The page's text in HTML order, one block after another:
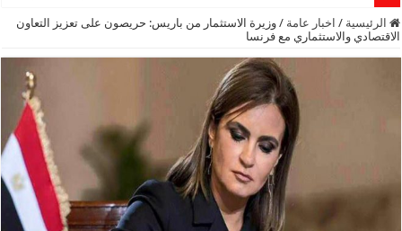
الرئيسية / اخبار عامة / وزيرة الاستثمار من باريس: حريصون على تعزيز التعاون
الاقتصادي والاستثماري مع فرنسا